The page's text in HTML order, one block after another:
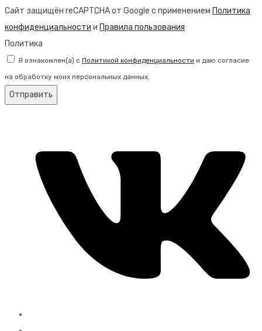
Сайт защищён reCAPTCHA от Google с применением Политика
конфиденциальности и Правила пользования
Политика
Я ознакомлен(а) с Политикой конфиденциальности и даю согласие
на обработку моих персональных данных.
Отправить